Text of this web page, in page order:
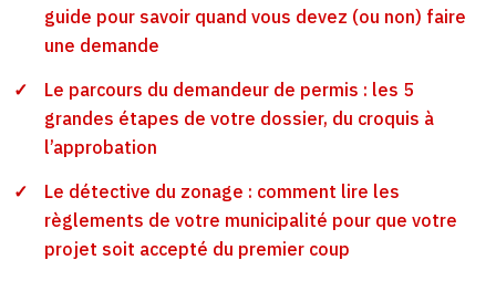
guide pour savoir quand vous devez (ou non) faire
une demande
Le parcours du demandeur de permis : les 5
grandes étapes de votre dossier, du croquis à
l’approbation
Le détective du zonage : comment lire les
règlements de votre municipalité pour que votre
projet soit accepté du premier coup